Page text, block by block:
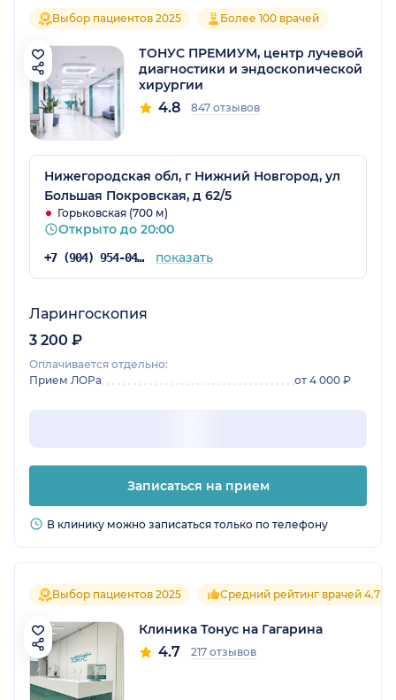
Выбор пациентов 2025 Более 100 врачей
ТОНУС ПРЕМИУМ, центр лучевой
диагностики и эндоскопической
хирургии
4.8 847 отзывов
Нижегородская обл, г Нижний Новгород, ул
Большая Покровская, д 62/5
Горьковская (700 м)
Открыто до 20:00
+7 (904) 954-04-36 показать
Ларингоскопия
3 200 ₽
Оплачивается отдельно:
Прием ЛОРа
от 4 000 ₽
Записаться на прием
В клинику можно записаться только по телефону
Выбор пациентов 2025 Средний рейтинг врачей 4.7
Клиника Тонус на Гагарина
4.7 217 отзывов